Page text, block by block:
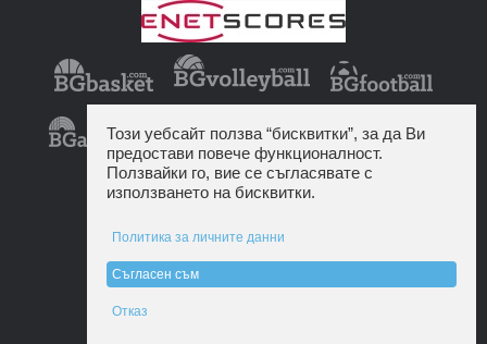
Този уебсайт ползва “бисквитки”, за да Ви
предостави повече функционалност.
Ползвайки го, вие се съгласявате с
използването на бисквитки.
Политика за личните данни
Съгласен съм
Отказ